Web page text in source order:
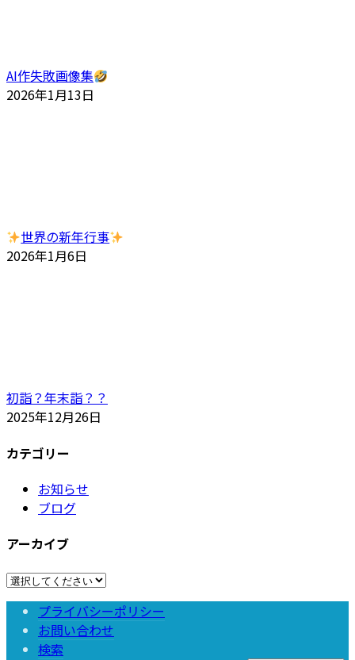
AI作失敗画像集
2026年1月13日
世界の新年行事
2026年1月6日
初詣？年末詣？？
2025年12月26日
カテゴリー
お知らせ
ブログ
アーカイブ
プライバシーポリシー
お問い合わせ
検索